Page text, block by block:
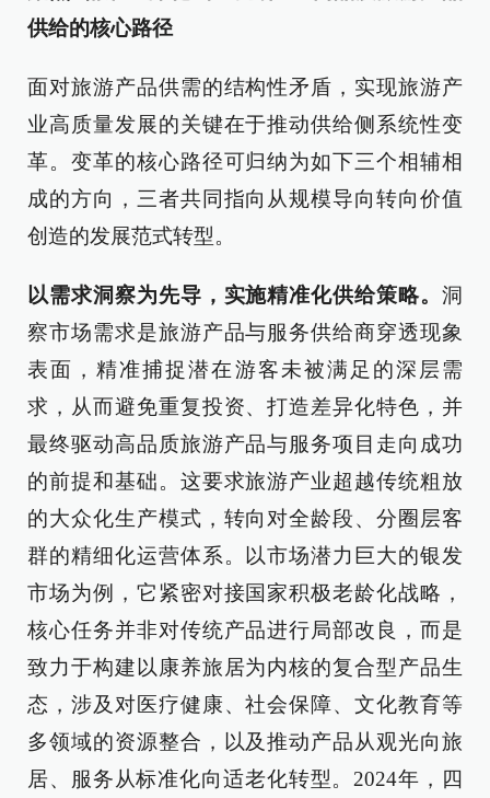
供给的核心路径
面对旅游产品供需的结构性矛盾，实现旅游产
业高质量发展的关键在于推动供给侧系统性变
革。变革的核心路径可归纳为如下三个相辅相
成的方向，三者共同指向从规模导向转向价值
创造的发展范式转型。
以需求洞察为先导，实施精准化供给策略。 洞
察市场需求是旅游产品与服务供给商穿透现象
表面，精准捕捉潜在游客未被满足的深层需
求，从而避免重复投资、打造差异化特色，并
最终驱动高品质旅游产品与服务项目走向成功
的前提和基础。这要求旅游产业超越传统粗放
的大众化生产模式，转向对全龄段、分圈层客
群的精细化运营体系。以市场潜力巨大的银发
市场为例，它紧密对接国家积极老龄化战略，
核心任务并非对传统产品进行局部改良，而是
致力于构建以康养旅居为内核的复合型产品生
态，涉及对医疗健康、社会保障、文化教育等
多领域的资源整合，以及推动产品从观光向旅
居、服务从标准化向适老化转型。2024年，四